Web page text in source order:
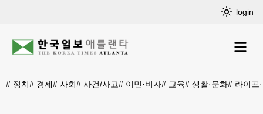
login
# 정치# 경제# 사회# 사건/사고# 이민·비자# 교육# 생활·문화# 라이프